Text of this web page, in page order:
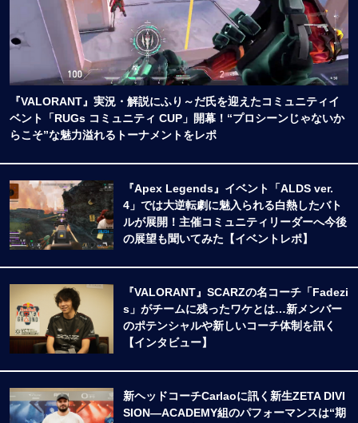
『VALORANT』実況・解説にふり～だ氏を迎えたコミュニティイ
ベント「RUGs コミュニティ CUP」開幕！“プロシーンじゃないか
らこそ”な魅力溢れるトーナメントをレポ
『Apex Legends』イベント「ALDS ver.
4」では大逆転劇に魅入られる白熱したバト
ルが展開！主催コミュニティリーダーへ今後
の展望も聞いてみた【イベントレポ】
『VALORANT』SCARZの名コーチ「Fadezi
s」がチームに残ったワケとは…新メンバー
のポテンシャルや新しいコーチ体制を訊く
【インタビュー】
新ヘッドコーチCarlaoに訊く新生ZETA DIVI
SION―ACADEMY組のパフォーマンスは“期